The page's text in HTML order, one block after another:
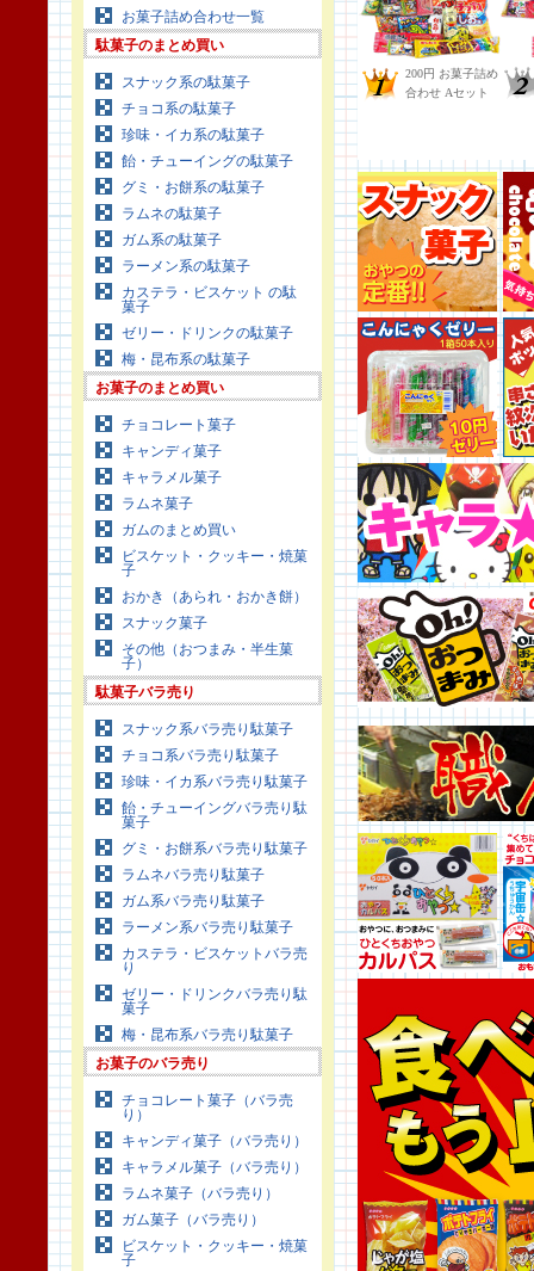
お菓子詰め合わせ一覧
駄菓子のまとめ買い
スナック系の駄菓子
チョコ系の駄菓子
珍味・イカ系の駄菓子
飴・チューイングの駄菓子
グミ・お餅系の駄菓子
ラムネの駄菓子
ガム系の駄菓子
ラーメン系の駄菓子
カステラ・ビスケット の駄
菓子
ゼリー・ドリンクの駄菓子
梅・昆布系の駄菓子
お菓子のまとめ買い
チョコレート菓子
キャンディ菓子
キャラメル菓子
ラムネ菓子
ガムのまとめ買い
ビスケット・クッキー・焼菓
子
おかき（あられ・おかき餅）
スナック菓子
その他（おつまみ・半生菓
子）
駄菓子バラ売り
スナック系バラ売り駄菓子
チョコ系バラ売り駄菓子
珍味・イカ系バラ売り駄菓子
飴・チューイングバラ売り駄
菓子
グミ・お餅系バラ売り駄菓子
ラムネバラ売り駄菓子
ガム系バラ売り駄菓子
ラーメン系バラ売り駄菓子
カステラ・ビスケットバラ売
り
ゼリー・ドリンクバラ売り駄
菓子
梅・昆布系バラ売り駄菓子
お菓子のバラ売り
チョコレート菓子（バラ売
り）
キャンディ菓子（バラ売り）
キャラメル菓子（バラ売り）
ラムネ菓子（バラ売り）
ガム菓子（バラ売り）
ビスケット・クッキー・焼菓
子